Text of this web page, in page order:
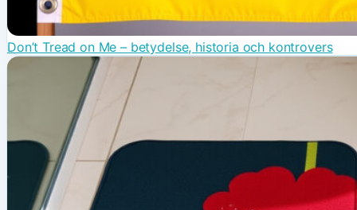
Don’t Tread on Me – betydelse, historia och kontrovers